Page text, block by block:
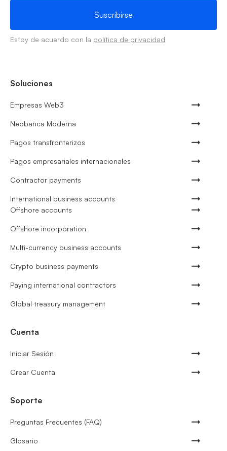
Estoy de acuerdo con la política de privacidad
Soluciones
Empresas Web3
Neobanca Moderna
Pagos transfronterizos
Pagos empresariales internacionales
Contractor payments
International business accounts
Offshore accounts
Offshore incorporation
Multi-currency business accounts
Crypto business payments
Paying international contractors
Global treasury management
Cuenta
Iniciar Sesión
Crear Cuenta
Soporte
Preguntas Frecuentes (FAQ)
Glosario